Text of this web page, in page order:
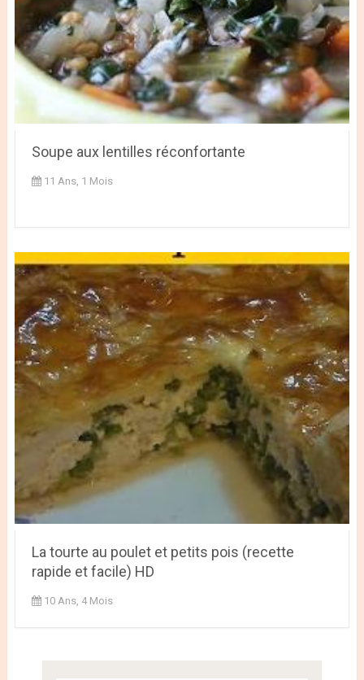
Soupe aux lentilles réconfortante
11 Ans, 1 Mois
La tourte au poulet et petits pois (recette
rapide et facile) HD
10 Ans, 4 Mois